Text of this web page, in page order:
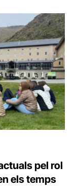
pel rol
els temps